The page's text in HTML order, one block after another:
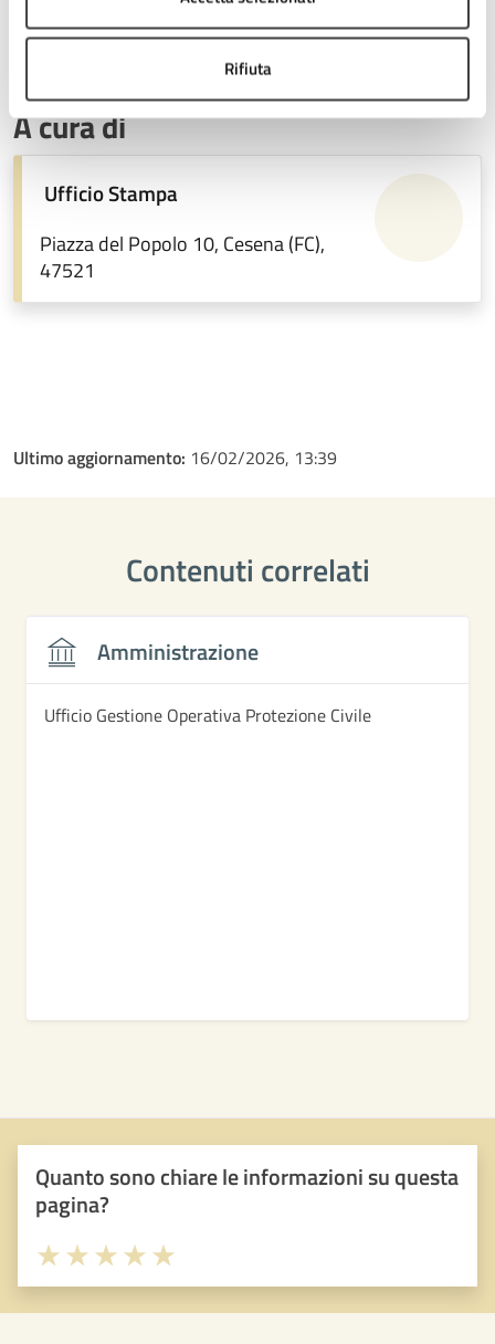
Rifiuta
A cura di
Ufficio Stampa
Piazza del Popolo 10, Cesena (FC),
47521
Ultimo aggiornamento: 16/02/2026, 13:39
Contenuti correlati
Amministrazione
Ufficio Gestione Operativa Protezione Civile
Quanto sono chiare le informazioni su questa
pagina?
Valuta 5 stelle su 5
Valuta 4 stelle su 5
Valuta 3 stelle su 5
Valuta 2 stelle su 5
Valuta 1 stelle su 5